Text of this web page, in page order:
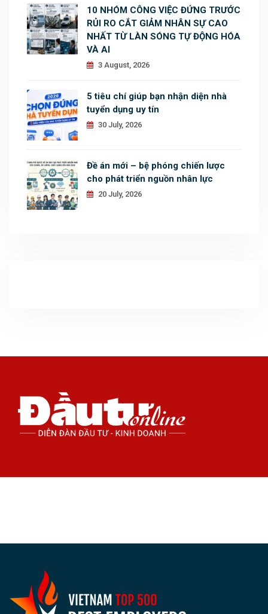
10 NHÓM CÔNG VIỆC ĐỨNG TRƯỚC
RỦI RO CẮT GIẢM NHÂN SỰ CAO
NHẤT TỪ LÀN SÓNG TỰ ĐỘNG HÓA
VÀ AI
3 August, 2026
5 tiêu chí giúp bạn nhận diện nhà
tuyển dụng uy tín
30 July, 2026
Đề án mới – bệ phóng chiến lược
cho phát triển nguồn nhân lực
20 July, 2026